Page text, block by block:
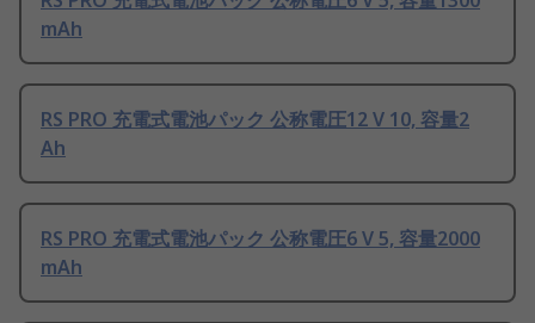
mAh
RS PRO 充電式電池パック 公称電圧12 V 10, 容量2
Ah
RS PRO 充電式電池パック 公称電圧6 V 5, 容量2000
mAh